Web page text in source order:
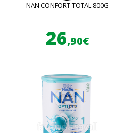
NAN CONFORT TOTAL 800G
26,90€